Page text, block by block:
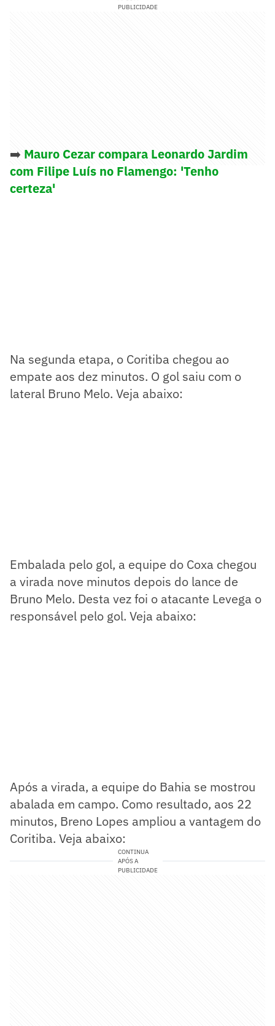
PUBLICIDADE
➡️ Mauro Cezar compara Leonardo Jardim
com Filipe Luís no Flamengo: 'Tenho
certeza'
Na segunda etapa, o Coritiba chegou ao
empate aos dez minutos. O gol saiu com o
lateral Bruno Melo. Veja abaixo:
Embalada pelo gol, a equipe do Coxa chegou
a virada nove minutos depois do lance de
Bruno Melo. Desta vez foi o atacante Levega o
responsável pelo gol. Veja abaixo:
Após a virada, a equipe do Bahia se mostrou
abalada em campo. Como resultado, aos 22
minutos, Breno Lopes ampliou a vantagem do
Coritiba. Veja abaixo:
CONTINUA
APÓS A
PUBLICIDADE